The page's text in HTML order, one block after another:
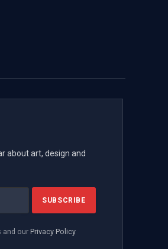
about art, design and
and ourPrivacy Policy